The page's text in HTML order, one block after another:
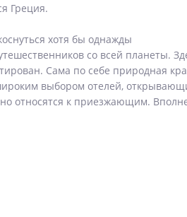
Греция.
хотя бы однажды
со всей планеты.
Сама по себе природная
выбором отелей,
относятся к приезжающим.